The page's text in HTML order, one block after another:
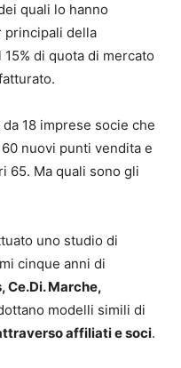
quali lo hanno
principali della
di quota di mercato
18 imprese socie che
nuovi punti vendita e
65. Ma quali sono gli
uno studio di
cinque anni di
Ce.Di. Marche,
modelli simili di
affiliati e soci.